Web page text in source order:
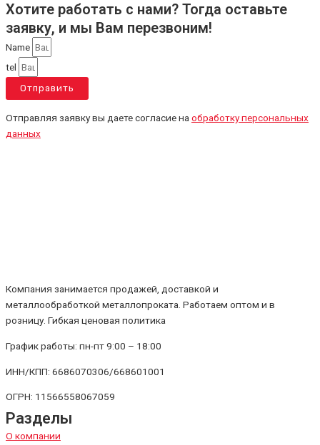
Хотите работать с нами? Тогда оставьте
заявку, и мы Вам перезвоним!
Name
tel
Отправить
Отправляя заявку вы даете согласие на обработку персональных
данных
Компания занимается продажей, доставкой и
металлообработкой металлопроката. Работаем оптом и в
розницу. Гибкая ценовая политика
График работы: пн-пт 9:00 – 18:00
ИНН/КПП: 6686070306/668601001
ОГРН: 11566558067059
Разделы
О компании